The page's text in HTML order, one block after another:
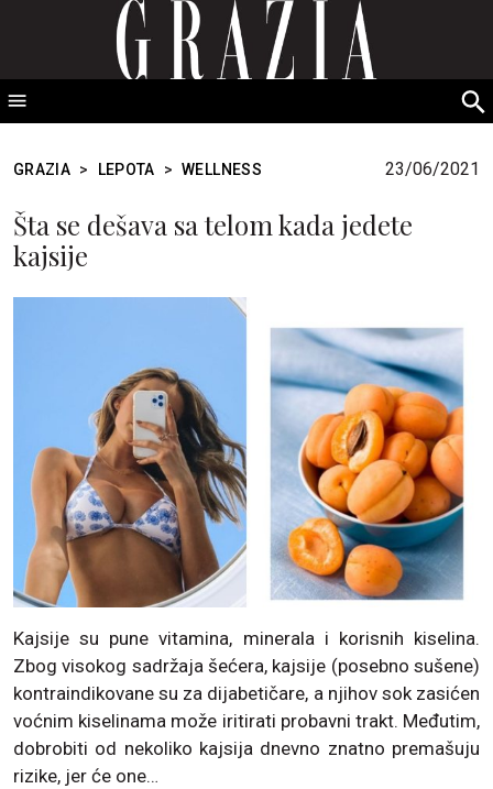
GRAZIA Srbija
GRAZIA > LEPOTA > WELLNESS 23/06/2021
Šta se dešava sa telom kada jedete
kajsije
Kajsije su pune vitamina, minerala i korisnih kiselina.
Zbog visokog sadržaja šećera, kajsije (posebno sušene)
kontraindikovane su za dijabetičare, a njihov sok zasićen
voćnim kiselinama može iritirati probavni trakt. Međutim,
dobrobiti od nekoliko kajsija dnevno znatno premašuju
rizike, jer će one…